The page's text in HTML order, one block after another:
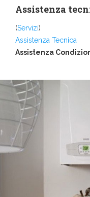
Assistenza
(Servizi)
Assistenza Tecnica
Assistenza